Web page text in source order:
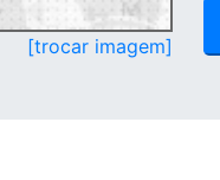
[trocar imagem]